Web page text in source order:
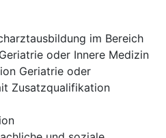
im Bereich
oder Innere Medizin
Geriatrie oder
Zusatzqualifikation